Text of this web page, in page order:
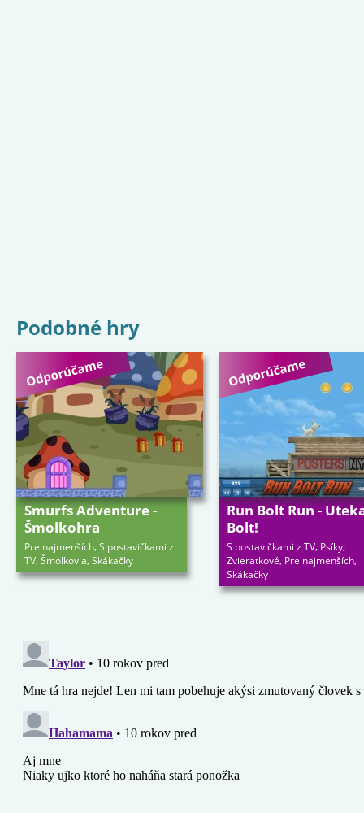
Podobné hry
Smurfs Adventure -
Šmolkohra
Pre najmenších,S postavičkami z
TV,Šmolkovia,Skákačky
Run Bolt Run -
Bolt!
S postavičkami z TV, Psíky,
Zvieratkové, Pre najmenších,
Skákačky